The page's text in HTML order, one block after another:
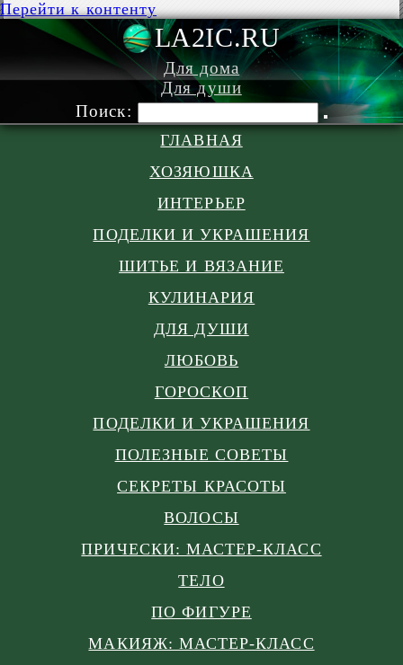
Перейти к контенту
LA2IC.RU
Для дома
Для души
Поиск:
ГЛАВНАЯ
ХОЗЯЮШКА
ИНТЕРЬЕР
ПОДЕЛКИ И УКРАШЕНИЯ
ШИТЬЕ И ВЯЗАНИЕ
КУЛИНАРИЯ
ДЛЯ ДУШИ
ЛЮБОВЬ
ГОРОСКОП
ПОДЕЛКИ И УКРАШЕНИЯ
ПОЛЕЗНЫЕ СОВЕТЫ
СЕКРЕТЫ КРАСОТЫ
ВОЛОСЫ
ПРИЧЕСКИ: МАСТЕР-КЛАСС
ТЕЛО
ПО ФИГУРЕ
МАКИЯЖ: МАСТЕР-КЛАСС